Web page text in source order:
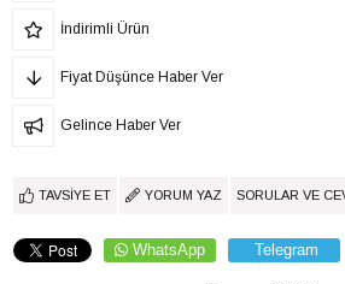
İndirimli Ürün
Fiyat Düşünce Haber Ver
Gelince Haber Ver
TAVSIYE ET YORUM YAZ SORULAR VE
WhatsApp Telegram